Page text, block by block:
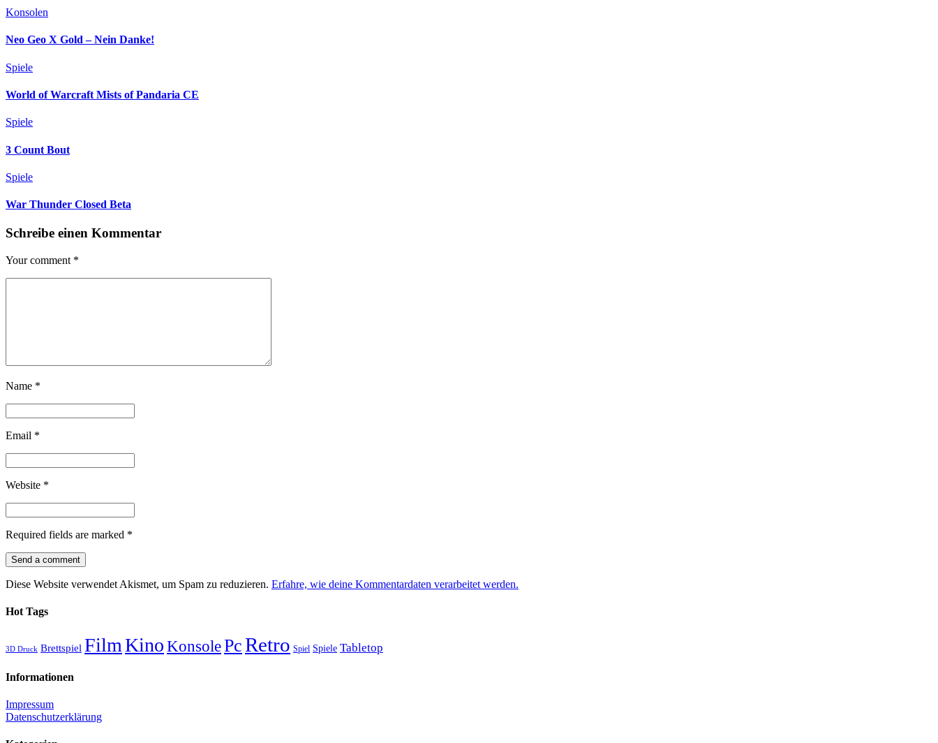
Konsolen
Neo Geo X Gold – Nein Danke!
Spiele
World of Warcraft Mists of Pandaria CE
Spiele
3 Count Bout
Spiele
War Thunder Closed Beta
Schreibe einen Kommentar
Your comment *
Name *
Email *
Website *
Required fields are marked *
Diese Website verwendet Akismet, um Spam zu reduzieren. Erfahre, wie deine Kommentardaten verarbeitet werden.
Hot Tags
3D Druck Brettspiel FilmKinoKonsolePcRetro Spiel Spiele Tabletop
Informationen
Impressum
Datenschutzerklärung